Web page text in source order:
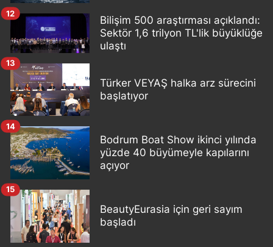
Bilişim 500 araştırması açıklandı:
Sektör 1,6 trilyon TL'lik büyüklüğe
ulaştı
12
Türker VEYAŞ halka arz sürecini
başlatıyor
13
Bodrum Boat Show ikinci yılında
yüzde 40 büyümeyle kapılarını
açıyor
14
BeautyEurasia için geri sayım
başladı
15